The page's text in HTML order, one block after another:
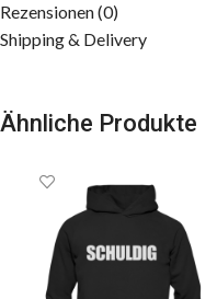
Rezensionen (0)
Shipping & Delivery
Ähnliche Produkte